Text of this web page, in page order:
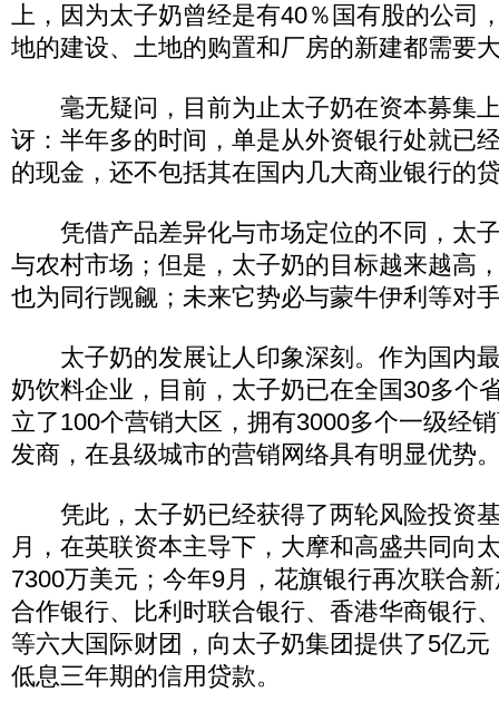
上，因为太子奶曾经是有40％国有股的公司
地的建设、土地的购置和厂房的新建都需要
毫无疑问，目前为止太子奶在资本募集
讶：半年多的时间，单是从外资银行处就已
的现金，还不包括其在国内几大商业银行的
凭借产品差异化与市场定位的不同，太
与农村市场；但是，太子奶的目标越来越高
也为同行觊觎；未来它势必与蒙牛伊利等对
太子奶的发展让人印象深刻。作为国内
奶饮料企业，目前，太子奶已在全国30多个
立了100个营销大区，拥有3000多个一级经
发商，在县级城市的营销网络具有明显优势
凭此，太子奶已经获得了两轮风险投资
月，在英联资本主导下，大摩和高盛共同向
7300万美元；今年9月，花旗银行再次联合
合作银行、比利时联合银行、香港华商银行
等六大国际财团，向太子奶集团提供了5亿
低息三年期的信用贷款。